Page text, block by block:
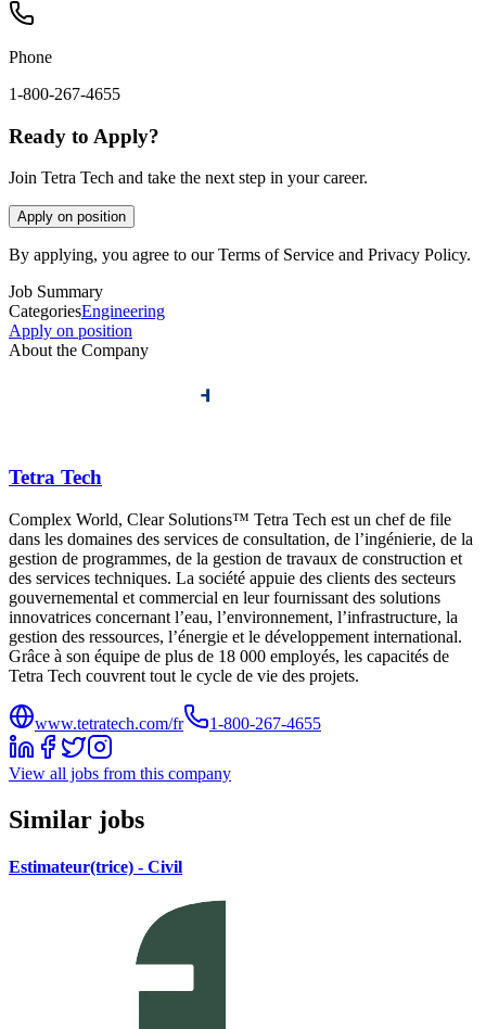
Phone
1-800-267-4655
Ready to Apply?
Join Tetra Tech and take the next step in your career.
Apply on position
By applying, you agree to our Terms of Service and Privacy Policy.
Job Summary
CategoriesEngineering
Apply on position
About the Company
Tetra Tech
Complex World, Clear Solutions™ Tetra Tech est un chef de file
dans les domaines des services de consultation, de l’ingénierie, de la
gestion de programmes, de la gestion de travaux de construction et
des services techniques. La société appuie des clients des secteurs
gouvernemental et commercial en leur fournissant des solutions
innovatrices concernant l’eau, l’environnement, l’infrastructure, la
gestion des ressources, l’énergie et le développement international.
Grâce à son équipe de plus de 18 000 employés, les capacités de
Tetra Tech couvrent tout le cycle de vie des projets.
www.tetratech.com/fr 1-800-267-4655
View all jobs from this company
Similar jobs
Estimateur(trice) - Civil